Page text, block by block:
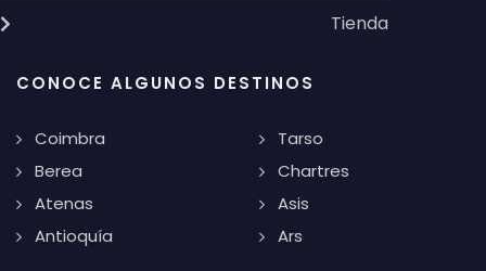
Tienda
CONOCE ALGUNOS DESTINOS
Coimbra
Berea
Atenas
Antioquía
Tarso
Chartres
Asis
Ars